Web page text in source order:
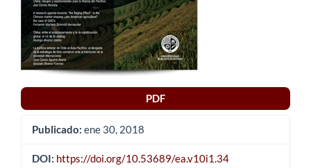
PDF
Publicado: ene 30, 2018
DOI: https://doi.org/10.53689/ea.v10i1.34